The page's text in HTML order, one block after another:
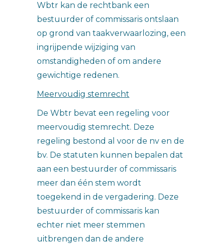
Wbtr kan de rechtbank een
bestuurder of commissaris ontslaan
op grond van taakverwaarlozing, een
ingrijpende wijziging van
omstandigheden of om andere
gewichtige redenen.
Meervoudig stemrecht
De Wbtr bevat een regeling voor
meervoudig stemrecht. Deze
regeling bestond al voor de nv en de
bv. De statuten kunnen bepalen dat
aan een bestuurder of commissaris
meer dan één stem wordt
toegekend in de vergadering. Deze
bestuurder of commissaris kan
echter niet meer stemmen
uitbrengen dan de andere